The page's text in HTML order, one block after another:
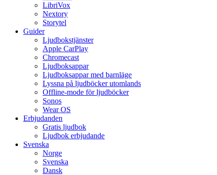
LibriVox
Nextory
Storytel
Guider
Ljudbokstjänster
Apple CarPlay
Chromecast
Ljudboksappar
Ljudboksappar med barnläge
Lyssna på ljudböcker utomlands
Offline-mode för ljudböcker
Sonos
Wear OS
Erbjudanden
Gratis ljudbok
Ljudbok erbjudande
Svenska
Norge
Svenska
Dansk